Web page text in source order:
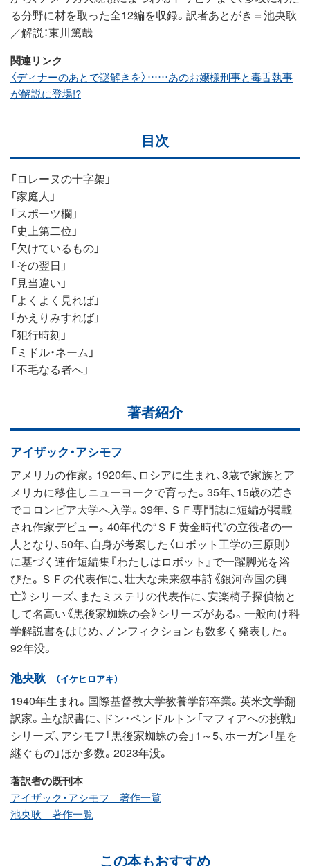
る分野に材を取った全12編を収録。訳者あとがき＝池央耿
／解説：東川篤哉
関連リンク
〈ディナーのあとで謎解きを〉……あのお嬢様刑事と毒舌執事
が解説に登場!?
目次
「ロレーヌの十字架」
「家庭人」
「スポーツ欄」
「史上第二位」
「欠けているもの」
「その翌日」
「見当違い」
「よくよく見れば」
「かえりみすれば」
「犯行時刻」
「ミドル・ネーム」
「不毛なる者へ」
著者紹介
アイザック・アシモフ
アメリカの作家。1920年、ロシアに生まれ、3歳で家族とア
メリカに移住しニューヨークで育った。35年、15歳の若さ
でコロンビア大学へ入学。39年、ＳＦ専門誌に短編が掲載
され作家デビュー。40年代の“ＳＦ黄金時代”の立役者の一
人となり、50年、自身が考案した〈ロボット工学の三原則〉
に基づく連作短編集『わたしはロボット』で一躍脚光を浴
びた。ＳＦの代表作に、壮大な未来叙事詩《銀河帝国の興
亡》シリーズ、またミステリの代表作に、安楽椅子探偵物と
して名高い《黒後家蜘蛛の会》シリーズがある。一般向け科
学解説書をはじめ、ノンフィクションも数多く発表した。
92年没。
池央耿 （イケヒロアキ）
1940年生まれ。国際基督教大学教養学部卒業。英米文学翻
訳家。主な訳書に、ドン・ペンドルトン「マフィアへの挑戦」
シリーズ、アシモフ「黒後家蜘蛛の会」1～5、ホーガン「星を
継ぐもの」ほか多数。2023年没。
著訳者の既刊本
アイザック・アシモフ 著作一覧
池央耿 著作一覧
この本もおすすめ